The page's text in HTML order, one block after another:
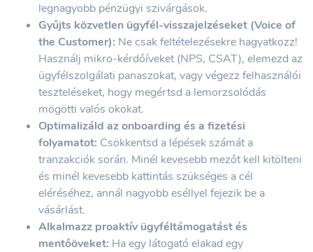
legnagyobb pénzügyi szivárgások.
Gyűjts közvetlen ügyfél-visszajelzéseket (Voice of
the Customer): Ne csak feltételezésekre hagyatkozz!
Használj mikro-kérdőíveket (NPS, CSAT), elemezd az
ügyfélszolgálati panaszokat, vagy végezz felhasználói
teszteléseket, hogy megértsd a lemorzsolódás
mögötti valós okokat.
Optimalizáld az onboarding és a fizetési
folyamatot: Csökkentsd a lépések számát a
tranzakciók során. Minél kevesebb mezőt kell kitölteni
és minél kevesebb kattintás szükséges a cél
eléréséhez, annál nagyobb eséllyel fejezik be a
vásárlást.
Alkalmazz proaktív ügyféltámogatást és
mentőöveket: Ha egy látogató elakad egy